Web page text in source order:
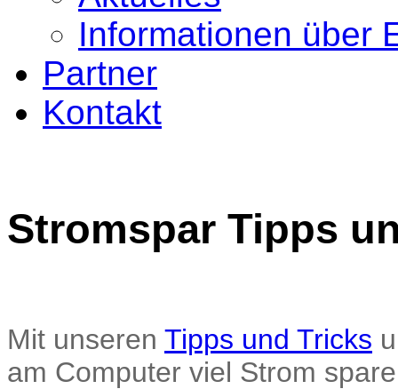
Informationen über
Partner
Kontakt
Stromspar Tipps
Mit unseren Tipps und Tricks
am Computer viel Strom